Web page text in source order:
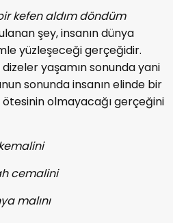
kefen aldım döndüm
şey, insanın dünya
yüzleşeceği gerçeğidir.
yaşamın sonunda yani
sonunda insanın elinde bir
olmayacağı gerçeğini
cemalini
malını